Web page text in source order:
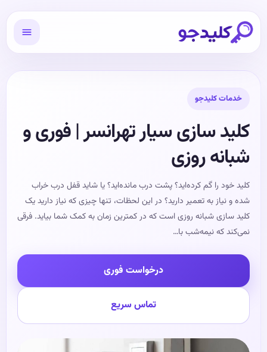
خدمات کلیدجو
کلید سازی سیار تهرانسر | فوری و
شبانه روزی
کلید خود را گم کرده‌اید؟ پشت درب مانده‌اید؟ یا شاید قفل درب خراب
شده و نیاز به تعمیر دارید؟ در این لحظات، تنها چیزی که نیاز دارید یک
کلید سازی شبانه روزی است که در کمترین زمان به کمک شما بیاید. فرقی
نمی‌کند که نیمه‌شب با…
درخواست فوری
تماس سریع